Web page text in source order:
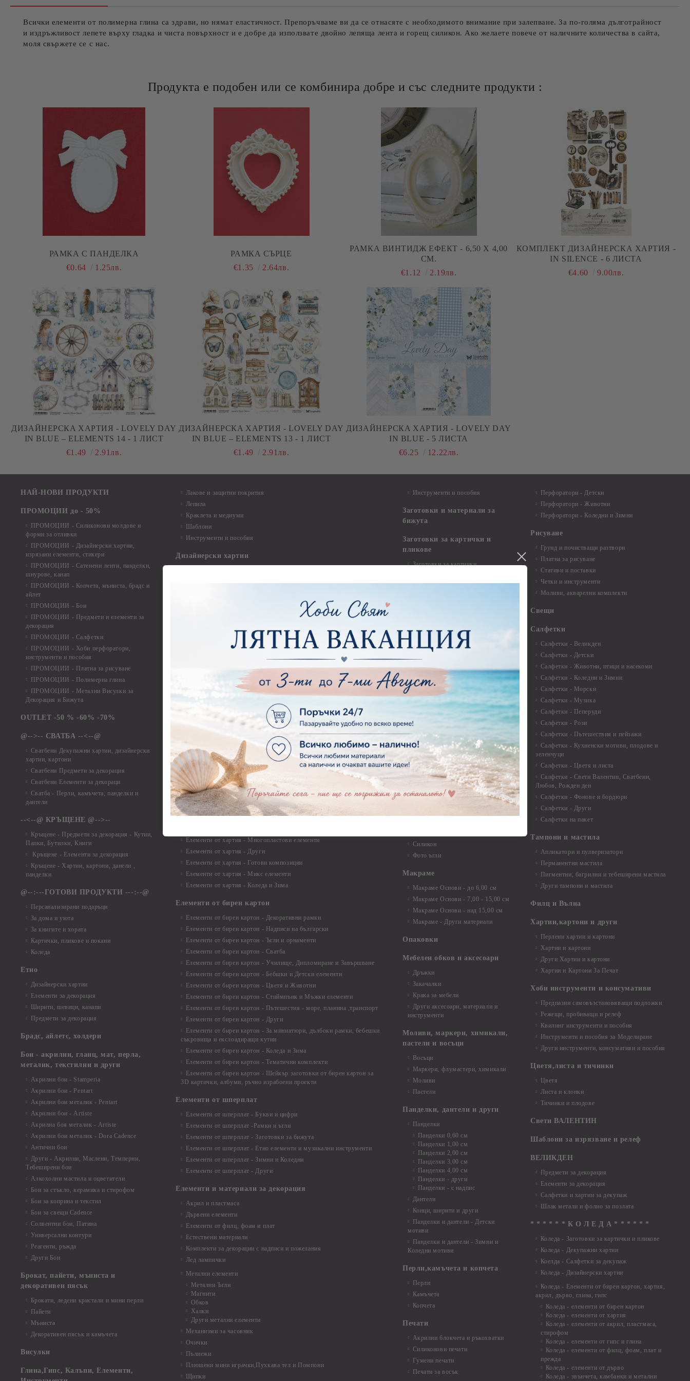
Всички елементи от полимерна глина са здрави, но нямат еластичност. Препоръчваме ви да се отнасяте с необходимото внимание при залепване. За по-голяма дълготрайност
и издръжливост лепете върху гладка и чиста повърхност и е добре да използвате двойно лепяща лента и горещ силикон. Ако желаете повече от наличните количества в сайта,
моля свържете се с нас.
Продукта е подобен или се комбинира добре и със следните продукти :
РАМКА С ПАНДЕЛКА
€0.64
1.25лв.
РАМКА СЪРЦЕ
€1.35
2.64лв.
РАМКА ВИНТИДЖ ЕФЕКТ - 6,50 Х 4,00
СМ.
€1.12
2.19лв.
КОМПЛЕКТ ДИЗАЙНЕРСКА ХАРТИЯ -
IN SILENCE - 6 ЛИСТА
€4.60
9.00лв.
ДИЗАЙНЕРСКA ХАРТИЯ - LOVELY DAY
IN BLUE – ELEMENTS 14 - 1 ЛИСТ
€1.49
2.91лв.
ДИЗАЙНЕРСКA ХАРТИЯ - LOVELY DAY
IN BLUE – ELEMENTS 13 - 1 ЛИСТ
€1.49
2.91лв.
ДИЗАЙНЕРСКA ХАРТИЯ - LOVELY DAY
IN BLUE - 5 ЛИСТА
€6.25
12.22лв.
НАЙ-НОВИ ПРОДУКТИ
ПРОМОЦИИ до - 50%
ПРОМОЦИИ - Силиконови молдове и
форми за отливки
ПРОМОЦИИ - Дизайнерски хартии,
изрязани елементи, стикери
ПРОМОЦИИ - Сатенени ленти, панделки,
шнурове, канап
ПРОМОЦИИ - Копчета, мъниста, брадс и
айлет
ПРОМОЦИИ - Бои
ПРОМОЦИИ - Предмети и елементи за
декорация
ПРОМОЦИИ - Салфетки
ПРОМОЦИИ - Хоби перфоратори,
инструменти и пособия
ПРОМОЦИИ - Платна за рисуване
ПРОМОЦИИ - Полимерна глина
ПРОМОЦИИ - Метални Висулки за
Декорация и Бижута
OUTLET -50 % -60% -70%
@-->-- СВАТБА --<--@
Сватбени Декупажни хартии, дизайнерски
хартии, картони
Сватбени Предмети за декорация
Сватбени Елементи за декораци
Сватба - Перли, камъчета, панделки и
дантели
--<--@ КРЪЩЕНЕ @-->--
Кръщене - Предмети за декорация - Кутии,
Папки, Бутилки, Книги
Кръщене - Елементи за декорация
Кръщене - Хартии, картони, данели ,
панделки
@--:---ГОТОВИ ПРОДУКТИ ---:--@
Персанализирани подаръци
За дома и уюта
За книгите и хората
Картички, пликове и покани
Коледа
Етно
Дизайнерски хартии
Елементи за декорация
Ширити, шевици, канапи
Предмети за декорация
Брадс, айлетс, холдери
Бои - акрилни, гланц, мат, перла,
металик, текстилни и други
Акрилни бои - Stamperia
Акрилни бои - Pentart
Акрилни бои металик - Pentart
Акрилни бои - Artiste
Акрилна боя металик - Artiste
Акрилни бои металик - Dora Cadence
Антични бои
Други - Акрилни, Маслени, Темперни,
Тебеширени бои
Алкохолни мастила и оцветители
Бои за стъкло, керамика и стирофом
Бои за коприна и текстил
Бои за свещи Cadence
Солвентни бои, Патина
Универсални контури
Реагенти, ръжда
Други Бои
Брокат, пайети, мъниста и
декоративен пясък
Брокати, ледени кристали и мини перли
Пайети
Мъниста
Декоративен пясък и камъчета
Висулки
Глина,Гипс, Калъпи, Елементи,
Лакове и защитни покрития
Лепила
Краклета и медиуми
Шаблони
Инструменти и пособия
Дизайнерски хартии
Дизайнерски хартии - 20.30 х 20.30 см.
Дизайнерски хартии - Сватби
Дизайнерски хартии - Детски
Елементи от хартия - Букви и Цифри за Банери
Елементи от хартия - Детски
Елементи от хартия - Училище, Дипломиране и Абитуриентски
Елементи от хартия - Животни, птици, пеперуди
Елементи от хартия - Любов, Сватба, Свети Валентин
Елементи от хартия - Дантели, бордюри, ъгли
Елементи от хартия - Рамки
Елементи от хартия - Цветя, листа и клони
Елементи от хартия - За Жени
Елементи от хартия - За Мъже
Елементи от хартия - Морски
Елементи от хартия - Къщи, Врати, Прозорци, Огради, Фенери
Елементи от хартия - Пътешествия и Фото моменти
Елементи от хартия - Многопластови елементи
Елементи от хартия - Други
Елементи от хартия - Готови композиции
Елементи от хартия - Микс елементи
Елементи от хартия - Коледа и Зима
Елементи от бирен картон
Елементи от бирен картон - Декоративни рамки
Елементи от бирен картон - Надписи на български
Елементи от бирен картон - Ъгли и орнаменти
Елементи от бирен картон - Сватба
Елементи от бирен картон - Училище, Дипломиране и Завършване
Елементи от бирен картон - Бебшки и Детски елементи
Елементи от бирен картон - Цветя и Животни
Елементи от бирен картон - Стиймпънк и Мъжки елементи
Елементи от бирен картон - Пътешестия - море, планина ,транспорт
Елементи от бирен картон - Други
Елементи от бирен картон - За миниатюри, дълбоки рамки, бебешки
съкровища и екслоадиращи кутии
Елементи от бирен картон - Коледа и Зима
Елементи от бирен картон - Тематични комплекти
Елементи от бирен картон - Шейкър заготовки от бирен картон за
3D картички, албуми, ръчно израбоени проекти
Елементи от шперплат
Елементи от шперплат - Букви и цифри
Елементи от шперплат -Рамки и ъгли
Елементи от шперплат - Заготовки за бижута
Елементи от шперплат - Етно елементи и музикални инструменти
Елементи от шперплат - Зимни и Коледни
Елементи от шперплат - Други
Елементи и материали за декорация
Акрил и пластмаса
Дървени елементи
Елементи от филц, фоам и плат
Естествени материали
Комплекти за декорации с надписи и пожелания
Лед лампички
Метални елементи
Метални Ъгли
Магнити
Обков
Халки
Други метални елементи
Механизми за часовник
Очички
Пълнежи
Плюшени мини играчки,Пухкава тел и Помпони
Щипки
Инструменти и пособия
Заготовки и материали за
бижута
Заготовки за картички и
пликове
Заготовки за картички
Стикери
Квилинг
Квилинг ленти - микс
Квилинг ленти - перлени - 3мм -
30см.
Квилинг ленти - 8мм
Инструменти и пособия за
квилинг
Комплекти за декорация
Лепила и лепящи средства
Лепила
Лепящи ленти
3D Повдигащи квадратчета и
Силикон
Фото ъгли
Макраме
Макраме Основи - до 6,00 см
Макраме Основи - 7,00 - 15,00 см
Макраме Основи - над 15,00 см
Макраме - Други материали
Опаковки
Мебелен обков и аксесоари
Дръжки
Закачалки
Крака за мебели
Други аксесоари, материали и
инструменти
Моливи, маркери, химикали,
пастели и восъци
Восъци
Маркери, флумастери, химикали
Моливи
Пастели
Панделки, дантели и други
Панделки
Панделки 0,60 см
Панделки 1,00 см
Панделки 2,00 см
Панделки 3,00 см
Панделки 4,00 см
Панделки - други
Панделки - с надпис
Дантели
Конци, ширити и други
Панделки и дантели - Детски
мотиви
Панделки и дантели - Зимни и
Коледни мотиви
Перли,камъчета и копчета
Перли
Камъчета
Копчета
Печати
Акрилни блокчета и ръкохватки
Силиконови печати
Гумени печати
Печати за восък
Перфоратори - Детски
Перфоратори - Животни
Перфоратори - Коледни и Зимни
Рисуване
Грунд и почистващи разтвори
Платна за рисуване
Стативи и поставки
Четки и инструменти
Моливи, акварелни комплекти
Свещи
Салфетки
Салфетки - Великден
Салфетки - Детски
Салфетки - Животни, птици и насекоми
Салфетки - Коледни и Зимни
Салфетки - Морски
Салфетки - Музика
Салфетки - Пеперуди
Салфетки - Рози
Салфетки - Пътешествия и пейзажи
Салфетки - Кухненски мотиви, плодове и
зеленчуци
Салфетки - Цветя и листа
Салфетки - Свети Валентин, Сватбени,
Любов, Рожден ден
Салфетки - Фонове и бордюри
Салфетки - Други
Салфетки на пакет
Тампони и мастила
Апликатори и пулверизатори
Перманентни мастила
Пигментни, багрилни и тебеширени мастила
Други тампони и мастила
Филц и Вълна
Хартии,картони и други
Перлени хартии и картони
Хартии и картони
Други Хартии и картони
Хартии и Картони За Печат
Хоби инструменти и консумативи
Предпазни самовъзстановяващи подложки
Режещи, пробиващи и релеф
Квилинг инструменти и пособия
Инструменти и пособия за Моделиране
Други инструменти, консумативи и пособия
Цветя,листа и тичинки
Цветя
Листа и клонки
Тичинки и плодове
Свети ВАЛЕНТИН
Шаблони за изрязване и релеф
ВЕЛИКДЕН
Предмети за декорация
Елементи за декорация
Салфетки и хартии за декупаж
Шлак метали и фолио за позлата
* * * * * * К О Л Е Д А * * * * * *
Коледа - Заготовки за картички и пликове
Коледа - Декупажни хартии
Коелда - Салфетки за декупаж
Коледа - Дизайнерски хартии
Коледа - Eлементи от бирен картон, хартия,
акрил, дърво, глина, гипс
Коледа - елементи от бирен картон
Коледа - елементи от хартия
Коледа - елементи от акрил, пластмаса,
стирофом
Коледа - елементи от гипс и глина
Коледа - елементи от филц, фоам, плат и
прежда
Коледа - елементи от дърво
Коледа - звънчета, камбанки и метални